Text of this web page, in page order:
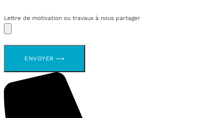
Lettre de motivation ou travaux à nous partager
ENVOYER ⟶